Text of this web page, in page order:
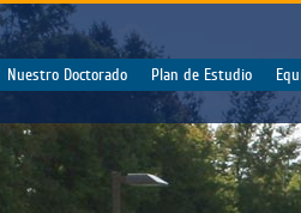
Nuestro Doctorado Plan de Estudio